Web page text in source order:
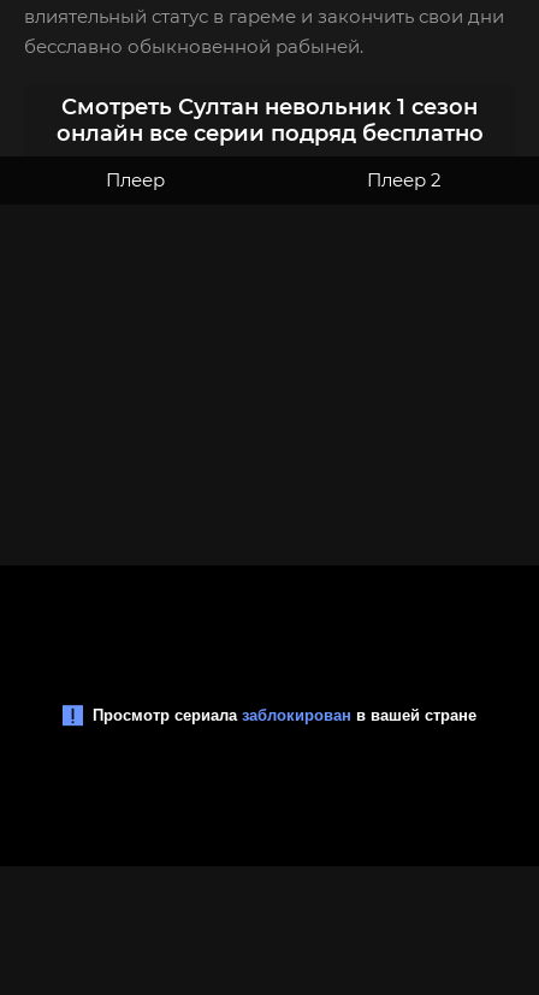
влиятельный статус в гареме и закончить свои дни
бесславно обыкновенной рабыней.
Смотреть Султан невольник 1 сезон
онлайн все серии подряд бесплатно
Плеер Плеер 2